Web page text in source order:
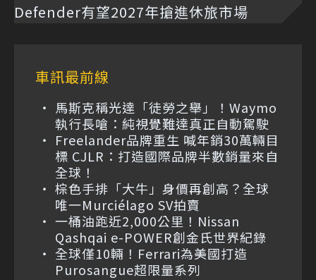
Defender有望2027年搶進休旅市場
車訊最前線
馬斯克稱光達「徒勞之舉」！Waymo
執行長嗆：純視覺難達真正自動駕駛
Freelander品牌重生 喊年銷30萬輛目
標 CJLR：打造國際品牌半數銷量來自
全球！
棕色手排「大牛」身價再創高？全球
唯一Murciélago SV拍賣
一桶油跑近2,000公里！Nissan
Qashqai e-POWER創金氏世界紀錄
全球僅10輛！Ferrari為美國打造
Purosangue超限量系列